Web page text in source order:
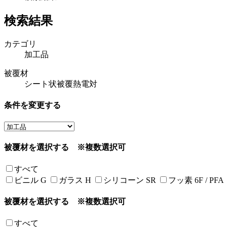
検索結果
カテゴリ
加工品
被覆材
シート状被覆熱電対
条件を変更する
被覆材を選択する ※複数選択可
すべて
ビニル G
ガラス H シリコーン SR フッ素 6F / PFA
被覆材を選択する ※複数選択可
すべて